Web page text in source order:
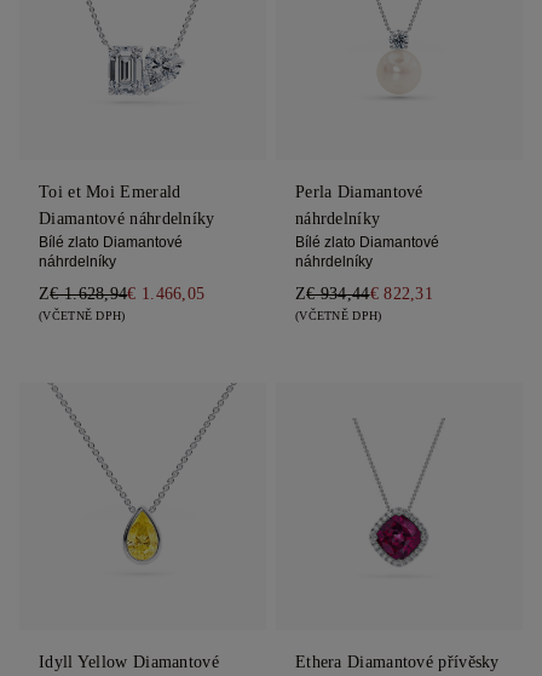
Toi et Moi Emerald
Diamantové náhrdelníky
Bílé zlato Diamantové
náhrdelníky
Z€ 1.628,94€ 1.466,05
(VČETNĚ DPH)
Perla Diamantové
náhrdelníky
Bílé zlato Diamantové
náhrdelníky
Z€ 934,44€ 822,31
(VČETNĚ DPH)
Idyll Yellow Diamantové
Ethera Diamantové přívěsky